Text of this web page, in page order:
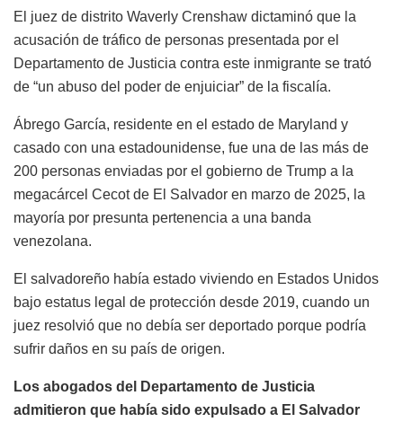
El juez de distrito Waverly Crenshaw dictaminó que la
acusación de tráfico de personas presentada por el
Departamento de Justicia contra este inmigrante se trató
de “un abuso del poder de enjuiciar” de la fiscalía.
Ábrego García, residente en el estado de Maryland y
casado con una estadounidense, fue una de las más de
200 personas enviadas por el gobierno de Trump a la
megacárcel Cecot de El Salvador en marzo de 2025, la
mayoría por presunta pertenencia a una banda
venezolana.
El salvadoreño había estado viviendo en Estados Unidos
bajo estatus legal de protección desde 2019, cuando un
juez resolvió que no debía ser deportado porque podría
sufrir daños en su país de origen.
Los abogados del Departamento de Justicia
admitieron que había sido expulsado a El Salvador